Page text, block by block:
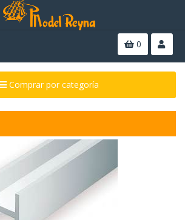
0
Comprar por categoría